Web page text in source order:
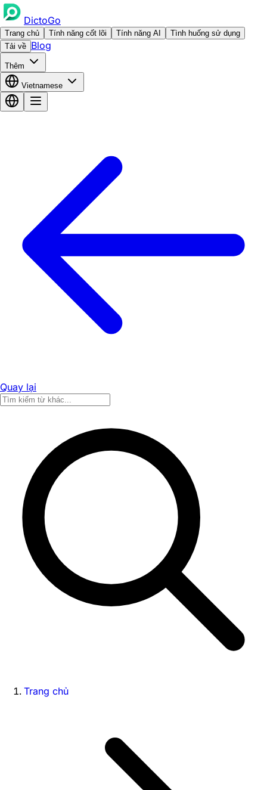
DictoGo
Trang chủ Tính năng cốt lõi Tính năng AI
Tình huống sử dụng
Tải về Blog
Thêm
Vietnamese
Quay lại
Trang chủ